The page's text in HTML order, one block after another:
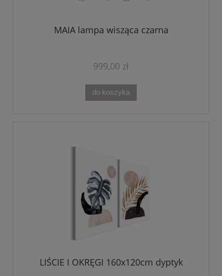
MAIA lampa wisząca czarna
999,00 zł
do koszyka
LIŚCIE I OKRĘGI 160x120cm dyptyk